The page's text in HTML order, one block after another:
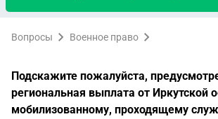
Вопросы Военное право
Подскажите пожалуйста,
региональная выплата от Иркутской
мобилизованному, проходящему